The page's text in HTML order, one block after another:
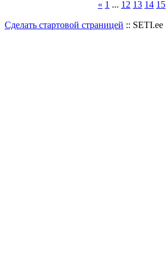
« 1 ... 12 13 14 15
Сделать стартовой страницей :: SETI.ee